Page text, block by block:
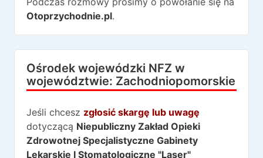
Otoprzychodnie.pl.
Ośrodek wojewódzki NFZ w
województwie: Zachodniopomorskie
Jeśli chcesz zgłosić skargę lub uwagę
dotyczącą Niepubliczny Zakład Opieki
Zdrowotnej Specjalistyczne Gabinety
Lekarskie I Stomatologiczne "Laser"